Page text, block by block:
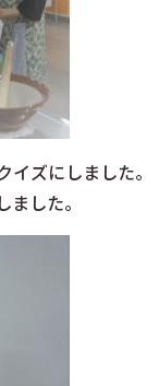
ズにしました。
した。